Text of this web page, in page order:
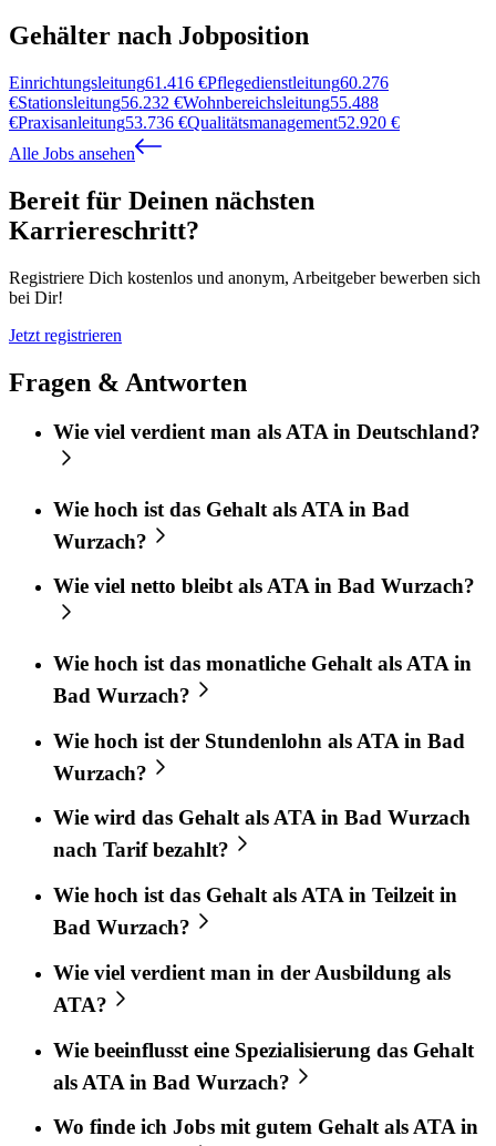
Gehälter nach Jobposition
Einrichtungsleitung61.416 €Pflegedienstleitung60.276
€Stationsleitung56.232 €Wohnbereichsleitung55.488
€Praxisanleitung53.736 €Qualitätsmanagement52.920 €
Alle Jobs ansehen
Bereit für Deinen nächsten
Karriereschritt?
Registriere Dich kostenlos und anonym, Arbeitgeber bewerben sich
bei Dir!
Jetzt registrieren
Fragen & Antworten
Wie viel verdient man als ATA in Deutschland?
Wie hoch ist das Gehalt als ATA in Bad
Wurzach?
Wie viel netto bleibt als ATA in Bad Wurzach?
Wie hoch ist das monatliche Gehalt als ATA in
Bad Wurzach?
Wie hoch ist der Stundenlohn als ATA in Bad
Wurzach?
Wie wird das Gehalt als ATA in Bad Wurzach
nach Tarif bezahlt?
Wie hoch ist das Gehalt als ATA in Teilzeit in
Bad Wurzach?
Wie viel verdient man in der Ausbildung als
ATA?
Wie beeinflusst eine Spezialisierung das Gehalt
als ATA in Bad Wurzach?
Wo finde ich Jobs mit gutem Gehalt als ATA in